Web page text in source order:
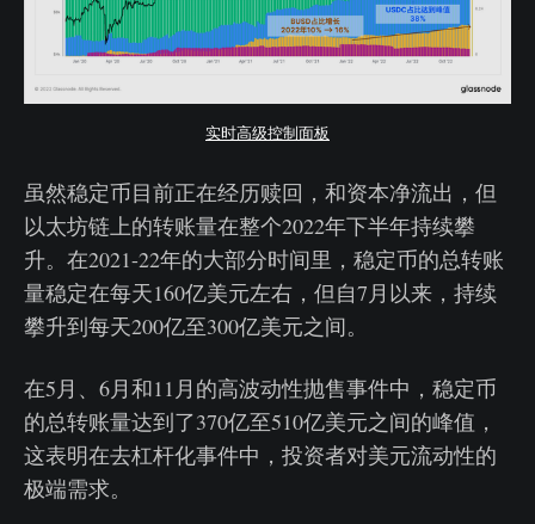
实时高级控制面板
虽然稳定币目前正在经历赎回，和资本净流出，但
以太坊链上的转账量在整个2022年下半年持续攀
升。在2021-22年的大部分时间里，稳定币的总转账
量稳定在每天160亿美元左右，但自7月以来，持续
攀升到每天200亿至300亿美元之间。
在5月、6月和11月的高波动性抛售事件中，稳定币
的总转账量达到了370亿至510亿美元之间的峰值，
这表明在去杠杆化事件中，投资者对美元流动性的
极端需求。